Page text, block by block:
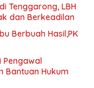
Tenggarong, LBH
dan Berkeadilan
Berbuah Hasil,PK
Pengawal
Bantuan Hukum